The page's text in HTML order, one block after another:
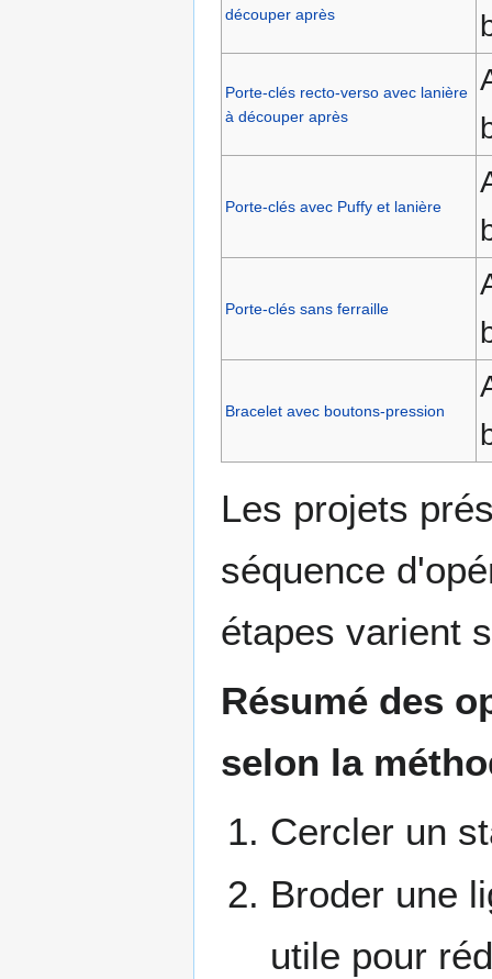
découper après
Porte-clés recto-verso avec lanière
à découper après
Porte-clés avec Puffy et lanière
Porte-clés sans ferraille
Bracelet avec boutons-pression
Les projets
séquence
étapes varient
Résumé des
selon la
Cercler un
Broder une
utile pour